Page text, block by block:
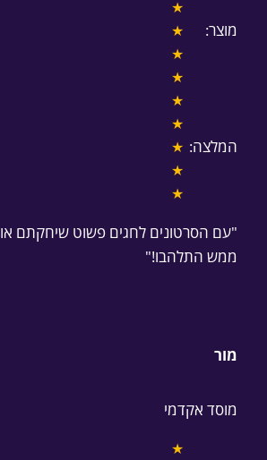
מוצר:
★
★
★
★
המלצה:
★
★
★
★
★
"עם הסרטונים לחגים פשוט שיחקתם
ממש התלהבו!"
מור
מוסד אקדמי
★